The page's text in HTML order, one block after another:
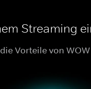
Streaming
Vorteile von